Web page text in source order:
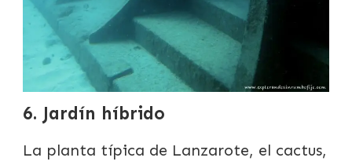
6. Jardín híbrido
La planta típica de Lanzarote, el cactus,